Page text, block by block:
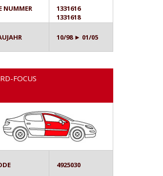
NUMMER
1331616
1331618
10/98 ► 01/05
FOCUS
4925030